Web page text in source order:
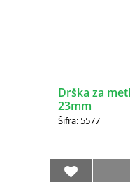
Drška za
23mm
Šifra: 5577